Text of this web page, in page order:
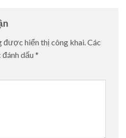
được hiển thị công khai.Các
dấu *